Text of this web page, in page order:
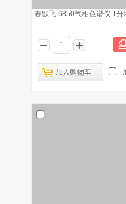
赛默飞 6850气相色谱仪 1分
加入购物车